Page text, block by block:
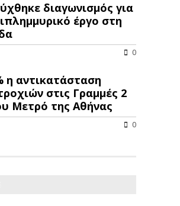
διαγωνισμός για
έργο στη
0
η αντικατάσταση
στις Γραμμές 2
Μετρό της Αθήνας
0